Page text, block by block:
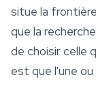
situe la
que la
de choisir celle
est que l'une